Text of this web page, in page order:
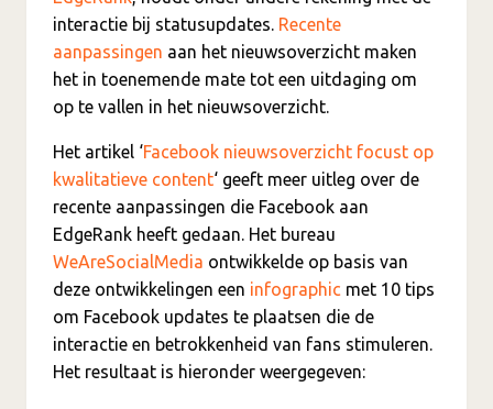
interactie bij statusupdates. Recente
aanpassingen aan het nieuwsoverzicht maken
het in toenemende mate tot een uitdaging om
op te vallen in het nieuwsoverzicht.
Het artikel ‘Facebook nieuwsoverzicht focust op
kwalitatieve content‘ geeft meer uitleg over de
recente aanpassingen die Facebook aan
EdgeRank heeft gedaan. Het bureau
WeAreSocialMedia ontwikkelde op basis van
deze ontwikkelingen een infographic met 10 tips
om Facebook updates te plaatsen die de
interactie en betrokkenheid van fans stimuleren.
Het resultaat is hieronder weergegeven: